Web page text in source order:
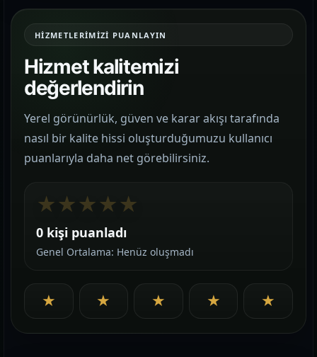
HIZMETLERIMIZI PUANLAYIN
Hizmet kalitemizi
değerlendirin
Yerel görünürlük, güven ve karar akışı tarafında
nasıl bir kalite hissi oluşturduğumuzu kullanıcı
puanlarıyla daha net görebilirsiniz.
★★★★★
0 kişi puanladı
Genel Ortalama: Henüz oluşmadı
★ ★ ★ ★ ★